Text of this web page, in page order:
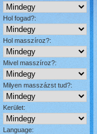
Hol fogad?:
Hol masszíroz?:
Mivel masszíroz?:
Milyen masszázst tud?:
Kerület:
Language: